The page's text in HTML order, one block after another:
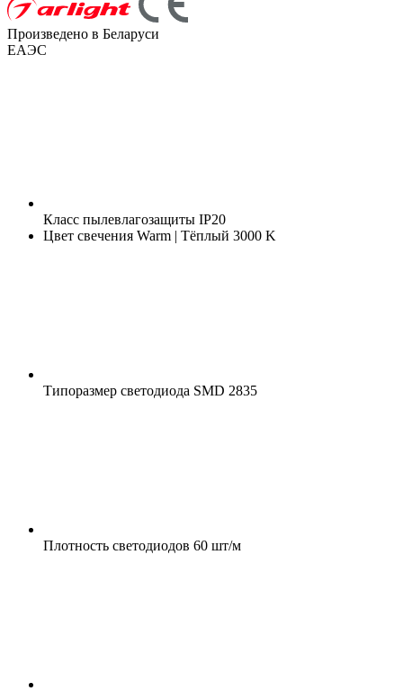
Произведено в Беларуси
ЕАЭС
Класс пылевлагозащиты IP20
Цвет свечения Warm | Тёплый 3000 K
Типоразмер светодиода SMD 2835
Плотность светодиодов 60 шт/м